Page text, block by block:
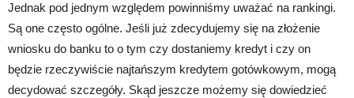
Jednak pod jednym względem powinniśmy uważać na rankingi.
Są one często ogólne. Jeśli już zdecydujemy się na złożenie
wniosku do banku to o tym czy dostaniemy kredyt i czy on
będzie rzeczywiście najtańszym kredytem gotówkowym, mogą
decydować szczegóły. Skąd jeszcze możemy się dowiedzieć